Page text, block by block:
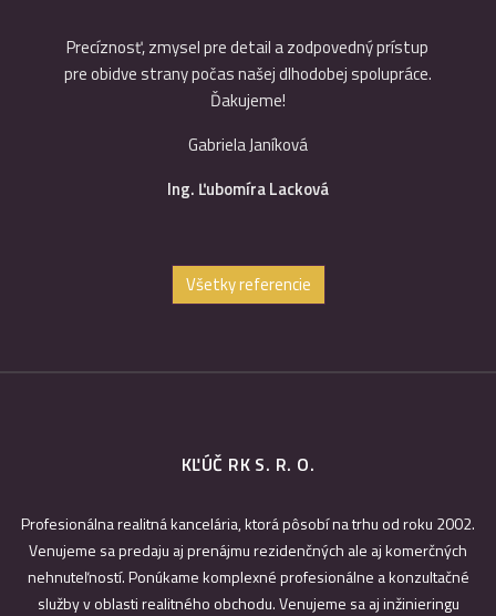
Precíznosť, zmysel pre detail a zodpovedný prístup
pre obidve strany počas našej dlhodobej spolupráce.
Ďakujeme!
Gabriela Janíková
Ing. Ľubomíra Lacková
Všetky referencie
KĽÚČ RK S. R. O.
Profesionálna realitná kancelária, ktorá pôsobí na trhu od roku 2002.
Venujeme sa predaju aj prenájmu rezidenčných ale aj komerčných
nehnuteľností. Ponúkame komplexné profesionálne a konzultačné
služby v oblasti realitného obchodu. Venujeme sa aj inžinieringu